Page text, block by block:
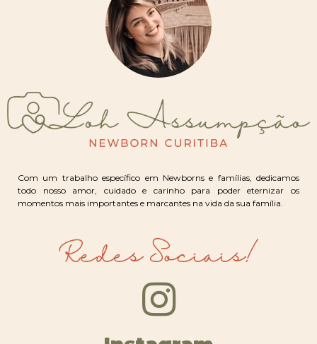
Com um trabalho específico em Newborns e famílias, dedicamos
todo nosso amor, cuidado e carinho para poder eternizar os
momentos mais importantes e marcantes na vida da sua família.
Redes Sociais!